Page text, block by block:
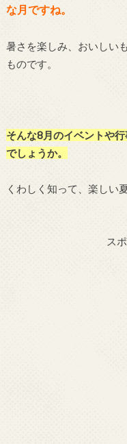
な月ですね。
暑さを楽しみ、おいしい
ものです。
そんな8月のイベントや
でしょうか。
くわしく知って、楽しい
ス